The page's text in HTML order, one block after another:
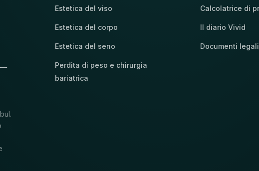
—
Estetica del viso
Estetica del corpo
Estetica del seno
Perdita di peso e chirurgia
bariatrica
Calcolatrice di
Il diario Vivid
Documenti legali